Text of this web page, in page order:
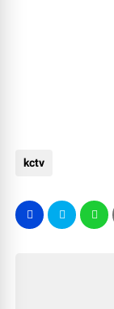
kctv